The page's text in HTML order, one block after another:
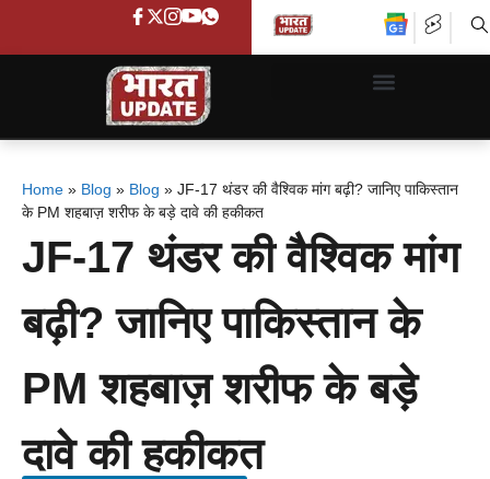
Home » Blog » Blog » JF-17 थंडर की वैश्विक मांग बढ़ी? जानिए पाकिस्तान
के PM शहबाज़ शरीफ के बड़े दावे की हकीकत
JF-17 थंडर की वैश्विक मांग
बढ़ी? जानिए पाकिस्तान के
PM शहबाज़ शरीफ के बड़े
दावे की हकीकत